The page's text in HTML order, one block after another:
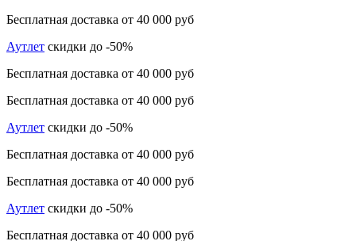
Бесплатная доставка от 40 000 руб
Аутлет скидки до -50%
Бесплатная доставка от 40 000 руб
Бесплатная доставка от 40 000 руб
Аутлет скидки до -50%
Бесплатная доставка от 40 000 руб
Бесплатная доставка от 40 000 руб
Аутлет скидки до -50%
Бесплатная доставка от 40 000 руб